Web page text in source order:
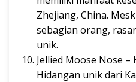
Zhejiang, China.
sebagian orang,
unik.
Jellied Moose Nose –
Hidangan unik dari